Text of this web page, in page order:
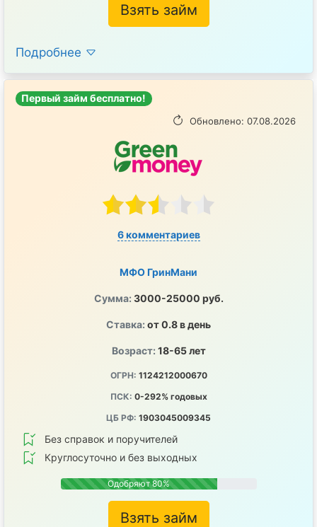
Взять займ
Подробнее
Первый займ бесплатно!
Обновлено: 07.08.2026
6 комментариев
МФО ГринМани
Сумма: 3000-25000 руб.
Ставка: от 0.8 в день
Возраст: 18-65 лет
ОГРН: 1124212000670
ПСК: 0-292% годовых
ЦБ РФ: 1903045009345
Без справок и поручителей
Круглосуточно и без выходных
Одобряют 80%
Взять займ